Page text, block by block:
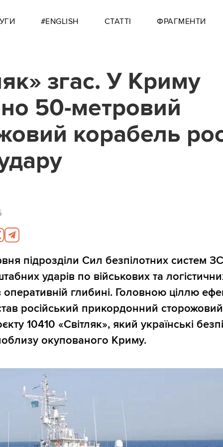
#ENGLISH СТАТТІ ФРАГМЕНТИ
згас. У Криму
50-метровий
корабель
підрозділи Сил безпілотних систем
ударів по військових та
глибині. Головною ціллю
російський прикордонний сторожовий
10410 «Світляк», який українські
окупованого Криму.